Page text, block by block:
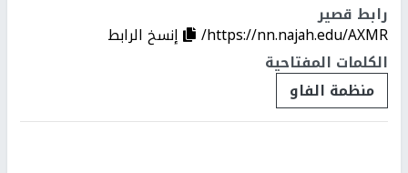
رابط قصير
https://nn.najah.edu/AXMR/
إنسخ الرابط
الكلمات المفتاحية
منظمة الفاو